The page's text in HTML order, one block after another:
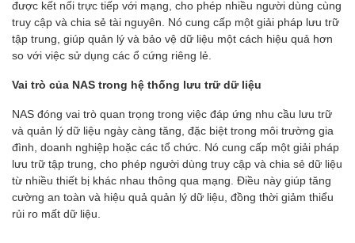
được kết nối trực tiếp với mạng, cho phép nhiều người dùng cùng
truy cập và chia sẻ tài nguyên. Nó cung cấp một giải pháp lưu trữ
tập trung, giúp quản lý và bảo vệ dữ liệu một cách hiệu quả hơn
so với việc sử dụng các ổ cứng riêng lẻ.
Vai trò của NAS trong hệ thống lưu trữ dữ liệu
NAS đóng vai trò quan trọng trong việc đáp ứng nhu cầu lưu trữ
và quản lý dữ liệu ngày càng tăng, đặc biệt trong môi trường gia
đình, doanh nghiệp hoặc các tổ chức. Nó cung cấp một giải pháp
lưu trữ tập trung, cho phép người dùng truy cập và chia sẻ dữ liệu
từ nhiều thiết bị khác nhau thông qua mạng. Điều này giúp tăng
cường an toàn và hiệu quả quản lý dữ liệu, đồng thời giảm thiểu
rủi ro mất dữ liệu.